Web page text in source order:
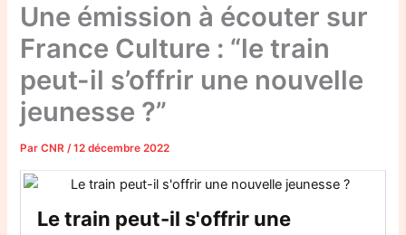
Une émission à écouter sur
France Culture : “le train
peut-il s’offrir une nouvelle
jeunesse ?”
ParCNR/12 décembre 2022
Le train peut-il s'offrir une